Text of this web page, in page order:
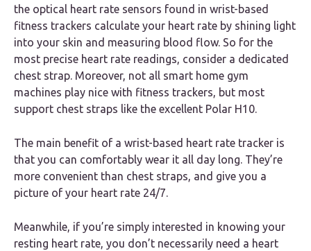
the optical heart rate sensors found in wrist-based
fitness trackers calculate your heart rate by shining light
into your skin and measuring blood flow. So for the
most precise heart rate readings, consider a dedicated
chest strap. Moreover, not all smart home gym
machines play nice with fitness trackers, but most
support chest straps like the excellent Polar H10.
The main benefit of a wrist-based heart rate tracker is
that you can comfortably wear it all day long. They’re
more convenient than chest straps, and give you a
picture of your heart rate 24/7.
Meanwhile, if you’re simply interested in knowing your
resting heart rate, you don’t necessarily need a heart